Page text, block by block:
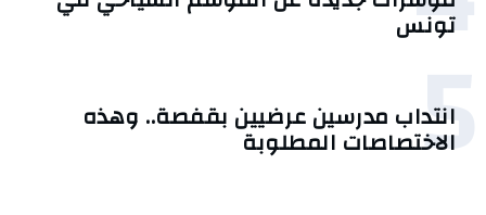
تونس
5
انتداب مدرسين عرضيين بقفصة.. وهذه
الاختصاصات المطلوبة